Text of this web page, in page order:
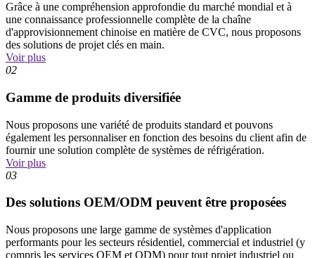
Grâce à une compréhension approfondie du marché mondial et à
une connaissance professionnelle complète de la chaîne
d'approvisionnement chinoise en matière de CVC, nous proposons
des solutions de projet clés en main.
Voir plus
02
Gamme de produits diversifiée
Nous proposons une variété de produits standard et pouvons
également les personnaliser en fonction des besoins du client afin de
fournir une solution complète de systèmes de réfrigération.
Voir plus
03
Des solutions OEM/ODM peuvent être proposées
Nous proposons une large gamme de systèmes d'application
performants pour les secteurs résidentiel, commercial et industriel (y
compris les services OEM et ODM) pour tout projet industriel ou